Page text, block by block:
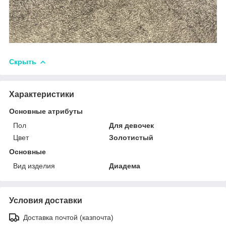
Скрыть
Характеристики
Основные атрибуты
Пол
Для девочек
Цвет
Золотистый
Основные
Вид изделия
Диадема
Условия доставки
Доставка почтой (казпочта)